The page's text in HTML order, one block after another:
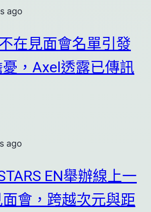
ago
在見面會名單引發
，Axel透露已傳訊
ago
EN舉辦線上一
會，跨越次元與距